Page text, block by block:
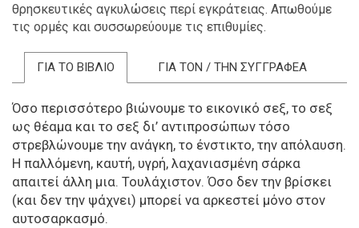
θρησκευτικές αγκυλώσεις περί εγκράτειας. Απωθούμε
τις ορμές και συσσωρεύουμε τις επιθυμίες.
ΓΙΑ ΤΟ ΒΙΒΛΙΟ ΓΙΑ ΤΟΝ / ΤΗΝ ΣΥΓΓΡΑΦΕΑ
Όσο περισσότερο βιώνουμε το εικονικό σεξ, το σεξ
ως θέαμα και το σεξ δι’ αντιπροσώπων τόσο
στρεβλώνουμε την ανάγκη, το ένστικτο, την απόλαυση.
Η παλλόμενη, καυτή, υγρή, λαχανιασμένη σάρκα
απαιτεί άλλη μια. Τουλάχιστον. Όσο δεν την βρίσκει
(και δεν την ψάχνει) μπορεί να αρκεστεί μόνο στον
αυτοσαρκασμό.